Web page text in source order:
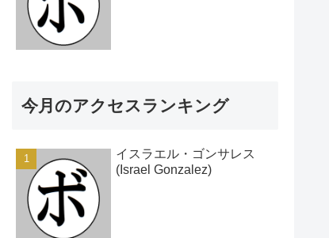
今月のアクセスランキング
イスラエル・ゴンサレス
(Israel Gonzalez)